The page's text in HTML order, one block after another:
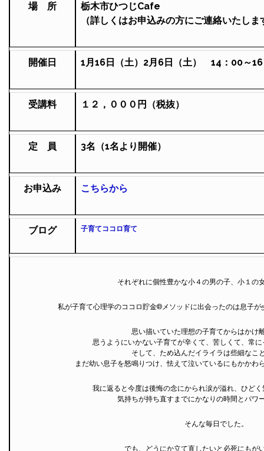
場 所
栃木市ひつじCafe
（詳しくはお申込みの方にご連絡いたしま
開催日 1月16日（土）2月6日（土） 14：00～
受講料 １２，０００円（税抜）
定 員 3名（1名より開催）
お申込み こちらから
ブログ 子育てココロ育て
それぞれに個性豊かな小４の男の子、小１の
私が子育て心理学のココロ貯金®︎メソッドに出会ったのは息子
思い描いていた理想の子育てからはかけ
思うようにいかない子育てが辛くて、苦しくて、常
そして、ため込んだイライラは些細なこ
まだ幼い息子を怒鳴りつけ、怯えて泣いているにもかかわ
我に返ると今度は後悔の念にかられ涙が溢れ、ひど
気持ちが持ち直すまでにかなりの時間とパワ
そんな毎日でした。
でも、どうにか立て直したいと必死にもが